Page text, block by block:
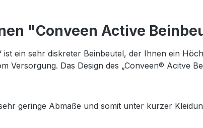
"Conveen Active
ist ein sehr diskreter Beinbeutel, der Ihnen ein
Versorgung. Das Design des „Conveen® Acitve
geringe Abmaße und somit unter kurzer